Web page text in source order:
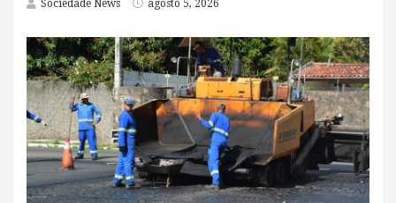
Sociedade News agosto 5, 2026